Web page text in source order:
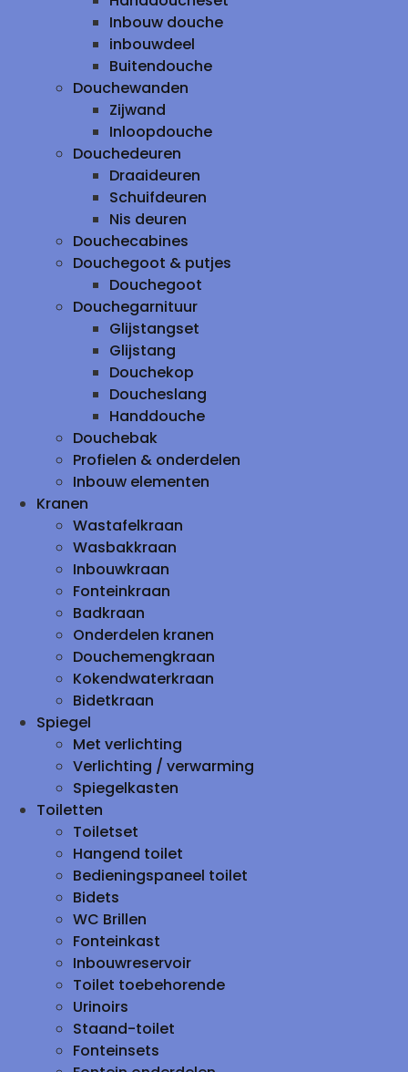
Inbouw douche
inbouwdeel
Buitendouche
Douchewanden
Zijwand
Inloopdouche
Douchedeuren
Draaideuren
Schuifdeuren
Nis deuren
Douchecabines
Douchegoot & putjes
Douchegoot
Douchegarnituur
Glijstangset
Glijstang
Douchekop
Doucheslang
Handdouche
Douchebak
Profielen & onderdelen
Inbouw elementen
Kranen
Wastafelkraan
Wasbakkraan
Inbouwkraan
Fonteinkraan
Badkraan
Onderdelen kranen
Douchemengkraan
Kokendwaterkraan
Bidetkraan
Spiegel
Met verlichting
Verlichting / verwarming
Spiegelkasten
Toiletten
Toiletset
Hangend toilet
Bedieningspaneel toilet
Bidets
WC Brillen
Fonteinkast
Inbouwreservoir
Toilet toebehorende
Urinoirs
Staand-toilet
Fonteinsets